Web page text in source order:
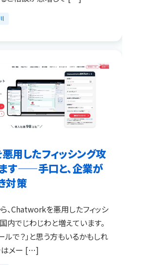
したフィッシング攻
す——手口と、企業が
対策
、Chatworkを悪用したフィッシ
内でじわじわと増えています。
ルで？」と思う方もいるかもしれ
はメー […]